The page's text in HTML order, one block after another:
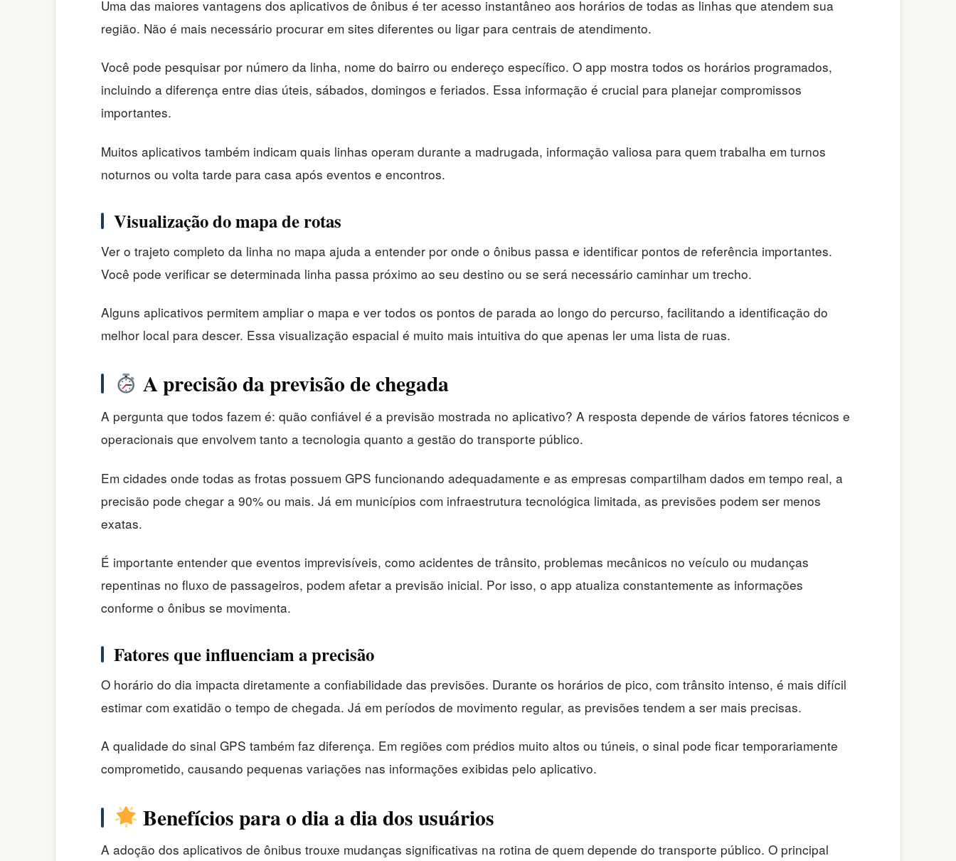
Uma das maiores vantagens dos aplicativos de ônibus é ter acesso instantâneo aos horários de todas as linhas que atendem sua
região. Não é mais necessário procurar em sites diferentes ou ligar para centrais de atendimento.
Você pode pesquisar por número da linha, nome do bairro ou endereço específico. O app mostra todos os horários programados,
incluindo a diferença entre dias úteis, sábados, domingos e feriados. Essa informação é crucial para planejar compromissos
importantes.
Muitos aplicativos também indicam quais linhas operam durante a madrugada, informação valiosa para quem trabalha em turnos
noturnos ou volta tarde para casa após eventos e encontros.
Visualização do mapa de rotas
Ver o trajeto completo da linha no mapa ajuda a entender por onde o ônibus passa e identificar pontos de referência importantes.
Você pode verificar se determinada linha passa próximo ao seu destino ou se será necessário caminhar um trecho.
Alguns aplicativos permitem ampliar o mapa e ver todos os pontos de parada ao longo do percurso, facilitando a identificação do
melhor local para descer. Essa visualização espacial é muito mais intuitiva do que apenas ler uma lista de ruas.
A precisão da previsão de chegada
A pergunta que todos fazem é: quão confiável é a previsão mostrada no aplicativo? A resposta depende de vários fatores técnicos e
operacionais que envolvem tanto a tecnologia quanto a gestão do transporte público.
Em cidades onde todas as frotas possuem GPS funcionando adequadamente e as empresas compartilham dados em tempo real, a
precisão pode chegar a 90% ou mais. Já em municípios com infraestrutura tecnológica limitada, as previsões podem ser menos
exatas.
É importante entender que eventos imprevisíveis, como acidentes de trânsito, problemas mecânicos no veículo ou mudanças
repentinas no fluxo de passageiros, podem afetar a previsão inicial. Por isso, o app atualiza constantemente as informações
conforme o ônibus se movimenta.
Fatores que influenciam a precisão
O horário do dia impacta diretamente a confiabilidade das previsões. Durante os horários de pico, com trânsito intenso, é mais difícil
estimar com exatidão o tempo de chegada. Já em períodos de movimento regular, as previsões tendem a ser mais precisas.
A qualidade do sinal GPS também faz diferença. Em regiões com prédios muito altos ou túneis, o sinal pode ficar temporariamente
comprometido, causando pequenas variações nas informações exibidas pelo aplicativo.
Benefícios para o dia a dia dos usuários
A adoção dos aplicativos de ônibus trouxe mudanças significativas na rotina de quem depende do transporte público. O principal